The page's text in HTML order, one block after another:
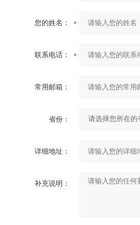
您的姓名：
联系电话：
常用邮箱：
省份：
详细地址：
补充说明：